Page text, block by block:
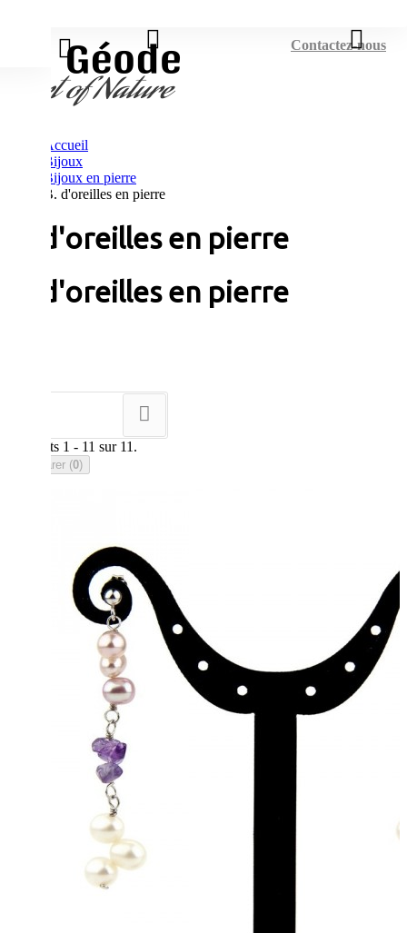
Contactez-nous
Accueil
Bijoux
Bijoux en pierre
B. d'oreilles en pierre
B. d'oreilles en pierre
B. d'oreilles en pierre
Résultats 1 - 11 sur 11.
Comparer (0)